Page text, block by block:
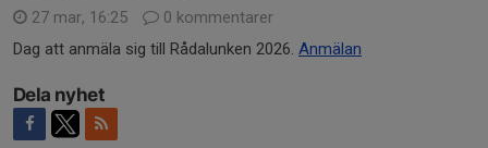
27 mar, 16:25
0 kommentarer
Dag att anmäla sig till Rådalunken 2026. Anmälan
Dela nyhet